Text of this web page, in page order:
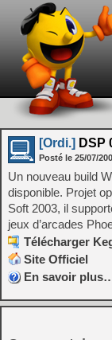
[Ordi.] DSP
Posté le 25/07/
Un nouveau build
disponible. Projet
Soft 2003, il
jeux d’arcades
Télécharger
Site Officiel
En savoir